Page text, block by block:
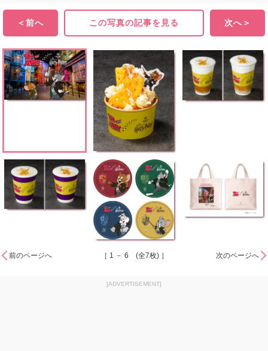
＜前へ この写真の記事を見る 次へ＞
前のページへ ［ 1 － 6 (全7枚) ］ 次のページへ
[ADVERTISEMENT]